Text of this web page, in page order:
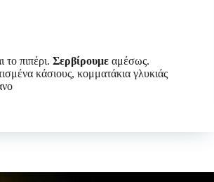
το πιπέρι. Σερβίρουμεαμέσως.
κάσιους, κομματάκια γλυκιάς